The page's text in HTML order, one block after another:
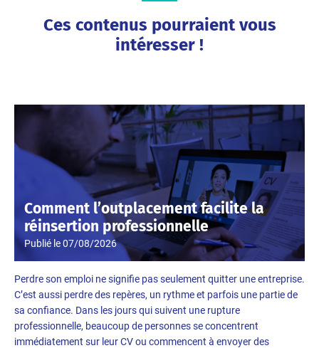
Ces contenus pourraient vous
intéresser !
Comment l’outplacement facilite la
réinsertion professionnelle
Publié le07/08/2026
Perdre son emploi ne signifie pas seulement quitter une entreprise.
C’est aussi perdre des repères, un rythme et parfois une partie de
sa confiance. Dans les jours qui suivent une rupture
professionnelle, beaucoup de personnes se concentrent
immédiatement sur leur CV ou commencent à envoyer des